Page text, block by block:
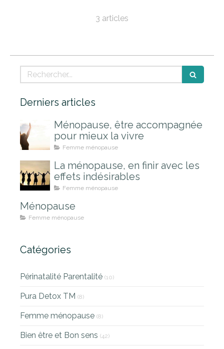
3 articles
Rechercher
Derniers articles
Ménopause, être accompagnée
pour mieux la vivre
Femme ménopause
La ménopause, en finir avec les
effets indésirables
Femme ménopause
Ménopause
Femme ménopause
Catégories
Périnatalité Parentalité (10)
Pura Detox TM (8)
Femme ménopause (8)
Bien être et Bon sens (42)